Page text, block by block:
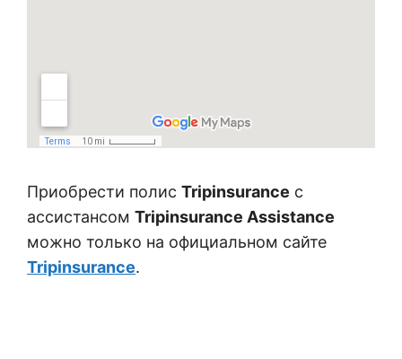
Приобрести полис Tripinsurance с
ассистансом Tripinsurance Assistance
можно только на официальном сайте
Tripinsurance.